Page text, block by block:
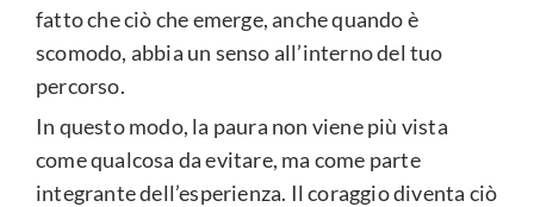
fatto che ciò che emerge, anche quando è
scomodo, abbia un senso all’interno del tuo
percorso.
In questo modo, la paura non viene più vista
come qualcosa da evitare, ma come parte
integrante dell’esperienza. Il coraggio diventa ciò